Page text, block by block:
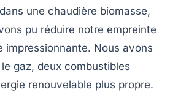
une chaudière biomasse,
pu réduire notre empreinte
impressionnante. Nous avons
gaz, deux combustibles
renouvelable plus propre.